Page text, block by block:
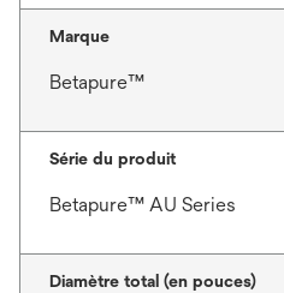
Marque
Betapure™
Série du produit
Betapure™ AU Series
Diamètre total (en pouces)